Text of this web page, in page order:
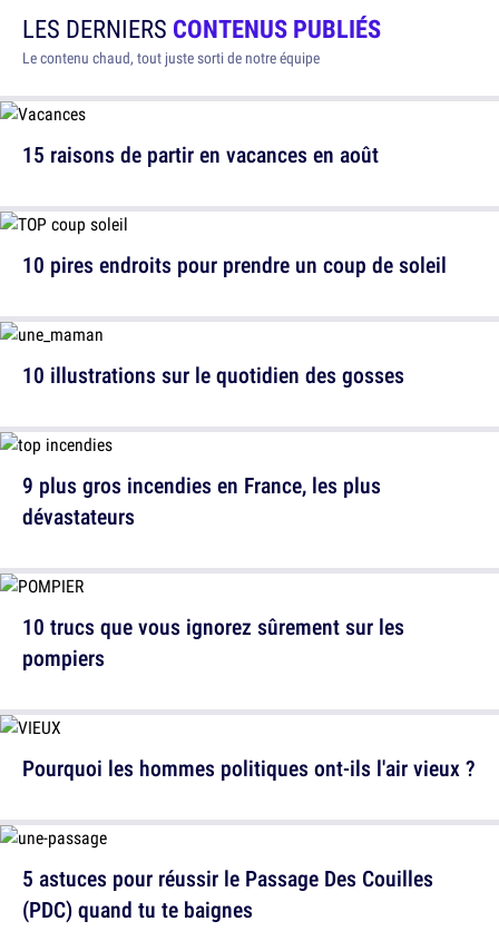
LES DERNIERS CONTENUS PUBLIÉS
Le contenu chaud, tout juste sorti de notre équipe
15 raisons de partir en vacances en août
10 illustrations sur le quotidien des gosses
10 trucs que vous ignorez sûrement sur les
pompiers
5 astuces pour réussir le Passage Des Couilles
(PDC) quand tu te baignes
10 pires endroits pour prendre un coup de soleil
9 plus gros incendies en France, les plus
dévastateurs
Pourquoi les hommes politiques ont-ils l'air vieux ?